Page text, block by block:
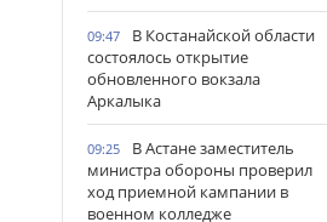
09:47
В Костанайской области
состоялось открытие
обновленного вокзала
Аркалыка
09:25
В Астане заместитель
министра обороны проверил
ход приемной кампании в
военном колледже